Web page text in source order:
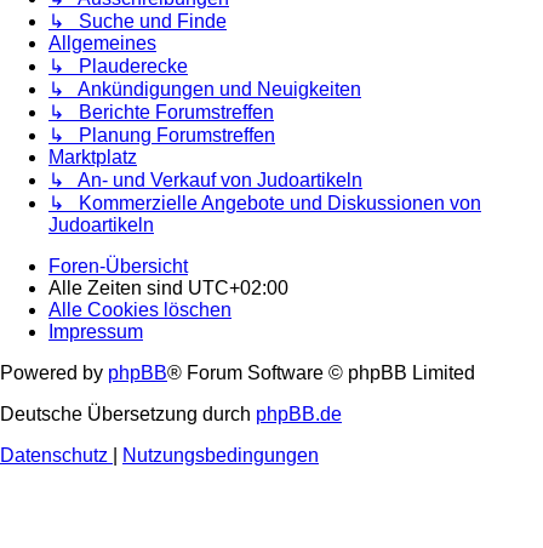
↳ Suche und Finde
Allgemeines
↳ Plauderecke
↳ Ankündigungen und Neuigkeiten
↳ Berichte Forumstreffen
↳ Planung Forumstreffen
Marktplatz
↳ An- und Verkauf von Judoartikeln
↳ Kommerzielle Angebote und Diskussionen von
Judoartikeln
Foren-Übersicht
Alle Zeiten sind UTC+02:00
Alle Cookies löschen
Impressum
Powered by phpBB® Forum Software © phpBB Limited
Deutsche Übersetzung durch phpBB.de
Datenschutz
Nutzungsbedingungen